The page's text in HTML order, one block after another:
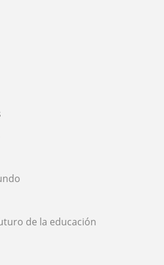
de la educación